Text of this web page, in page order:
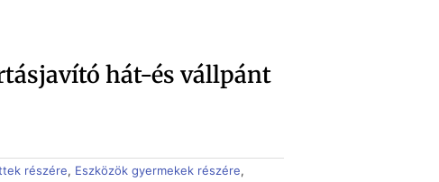
hát-és vállpánt
részére, Eszközök gyermekek részére,